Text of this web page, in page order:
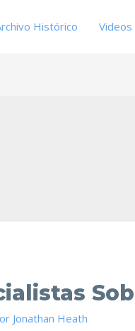
Histórico Videos
Jonathan Heath